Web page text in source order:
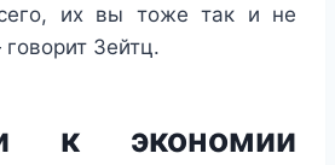
их вы тоже так и не
Зейтц.
к экономии